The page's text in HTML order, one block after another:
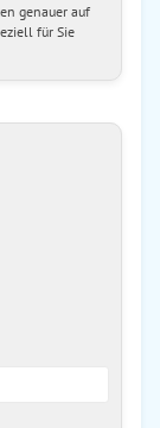
für Sie